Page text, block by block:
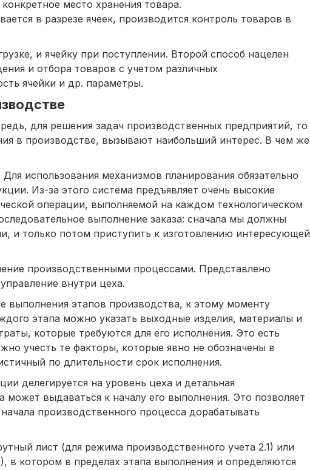
место хранения товара.
в разрезе ячеек, производится контроль товаров в
и ячейку при поступлении. Второй способ нацелен
и отбора товаров с учетом различных
ячейки и др. параметры.
для решения задач производственных предприятий, то
в производстве, вызывают наибольший интерес. В чем же
использования механизмов планирования обязательно
Из-за этого система предъявляет очень высокие
операции, выполняемой на каждом технологическом
выполнение заказа: сначала мы должны
и только потом приступить к изготовлению интересующей
производственными процессами. Представлено
внутри цеха.
выполнения этапов производства, к этому моменту
этапа можно указать выходные изделия, материалы и
которые требуются для его исполнения. Это есть
учесть те факторы, которые явно не обозначены в
по длительности срок исполнения.
делегируется на уровень цеха и детальная
выдаваться к началу его выполнения. Это позволяет
производственного процесса дорабатывать
лист (для режима производственного учета 2.1) или
в котором в пределах этапа выполнения и определяются